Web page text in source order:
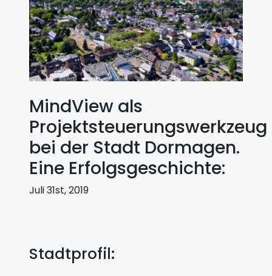
MindView als
Projektsteuerungswerkzeug
bei der Stadt Dormagen.
Eine Erfolgsgeschichte:
Juli 31st, 2019
Stadtprofil: